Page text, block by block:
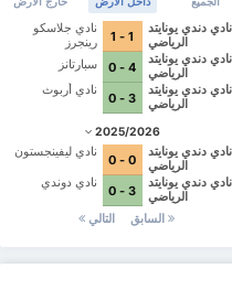
نادي جلاسكو
رينجرز
1 - 1
نادي دندي يونايتد
الرياضي
سبارتانز
4 - 0
نادي دندي يونايتد
الرياضي
نادي أربوث
3 - 0
نادي دندي يونايتد
الرياضي
2025/2026
نادي ليفينجستون
0 - 0
نادي دندي يونايتد
الرياضي
نادي دوندي
3 - 0
نادي دندي يونايتد
الرياضي
السابق
التالي